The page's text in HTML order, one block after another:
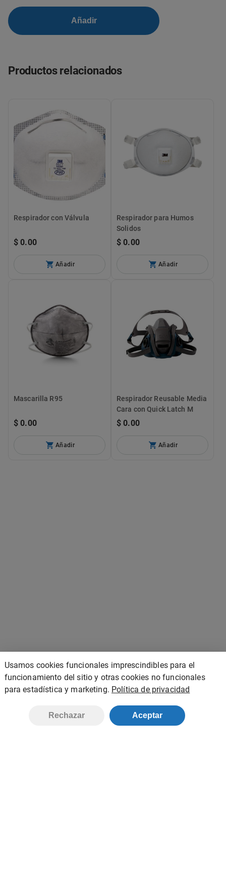
Añadir
Productos relacionados
Respirador con Válvula
$ 0.00
Añadir
Respirador para Humos
Solidos
$ 0.00
Añadir
Mascarilla R95
$ 0.00
Añadir
Respirador Reusable Media
Cara con Quick Latch M
$ 0.00
Añadir
Usamos cookies funcionales imprescindibles para el
funcionamiento del sitio y otras cookies no funcionales
para estadística y marketing. Política de privacidad
Rechazar Aceptar